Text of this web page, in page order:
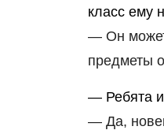
класс ему
— Он может
предметы
— Ребята
— Да,